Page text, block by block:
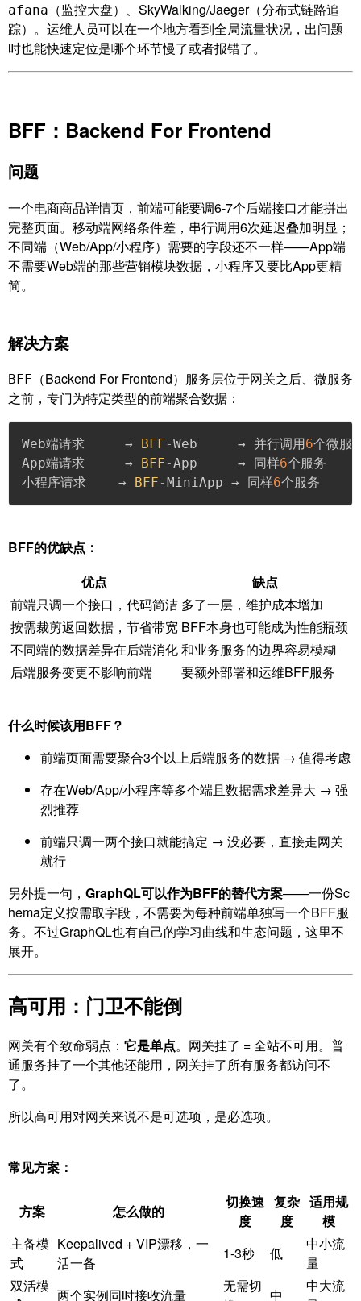
afana （监控大盘）、SkyWalking/Jaeger（分布式链路追
踪）。运维人员可以在一个地方看到全局流量状况，出问题
时也能快速定位是哪个环节慢了或者报错了。
BFF：Backend For Frontend
问题
一个电商商品详情页，前端可能要调6-7个后端接口才能拼出
完整页面。移动端网络条件差，串行调用6次延迟叠加明显；
不同端（Web/App/小程序）需要的字段还不一样——App端
不需要Web端的那些营销模块数据，小程序又要比App更精
简。
解决方案
BFF （Backend For Frontend）服务层位于网关之后、微服务
之前，专门为特定类型的前端聚合数据：
Web端请求     → BFF-Web     → 并行调用 6个微服
App端请求     →
BFF-App     → 同样6个服务
小程序请求    →
BFF- MiniApp → 同样6个服务
BFF的优缺点：
优点
缺点
前端只调一个接口，代码简洁 多了一层，维护成本增加
按需裁剪返回数据，节省带宽 BFF本身也可能成为性能瓶颈
不同端的数据差异在后端消化和业务服务的边界容易模糊
后端服务变更不影响前端
要额外部署和运维BFF服务
什么时候该用BFF？
前端页面需要聚合3个以上后端服务的数据 → 值得考虑
存在Web/App/小程序等多个端且数据需求差异大 → 强
烈推荐
前端只调一两个接口就能搞定 → 没必要，直接走网关
就行
另外提一句， GraphQL可以作为BFF的替代方案——一份Sc
hema定义按需取字段，不需要为每种前端单独写一个BFF服
务。不过GraphQL也有自己的学习曲线和生态问题，这里不
展开。
高可用：门卫不能倒
网关有个致命弱点： 它是单点。网关挂了 = 全站不可用。普
通服务挂了一个其他还能用，网关挂了所有服务都访问不
了。
所以高可用对网关来说不是可选项，是必选项。
常见方案：
方案 怎么做的
切换速
度
复杂
度
适用规
模
主备模
式
Keepalived + VIP漂移，一
活一备
1-3秒 低
中小流
量
双活模
两个实例同时接收流量
无需切
中
中大流